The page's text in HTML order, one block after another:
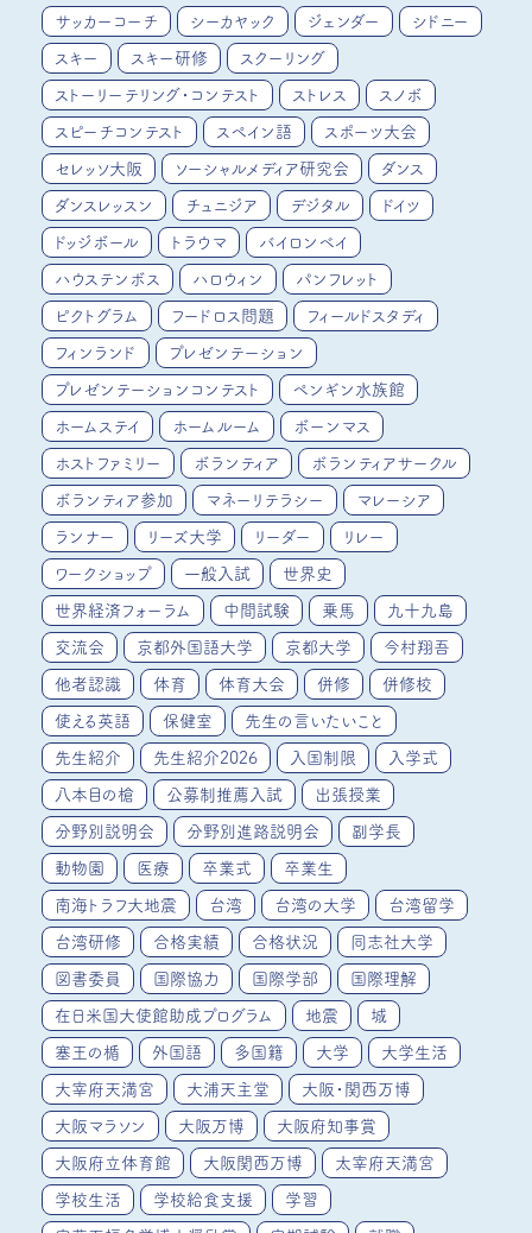
サッカーコーチ シーカヤック ジェンダー シドニー
スキー スキー研修 スクーリング
ストーリーテリング・コンテスト ストレス スノボ
スピーチコンテスト スペイン語 スポーツ大会
セレッソ大阪 ソーシャルメディア研究会 ダンス
ダンスレッスン チュニジア デジタル ドイツ
ドッジボール トラウマ バイロンベイ
ハウステンボス ハロウィン パンフレット
ピクトグラム フードロス問題 フィールドスタディ
フィンランド プレゼンテーション
プレゼンテーションコンテスト ペンギン水族館
ホームステイ ホームルーム ボーンマス
ホストファミリー ボランティア ボランティアサークル
ボランティア参加 マネーリテラシー マレーシア
ランナー リーズ大学 リーダー リレー
ワークショップ 一般入試 世界史
世界経済フォーラム 中間試験 乗馬 九十九島
交流会 京都外国語大学 京都大学 今村翔吾
他者認識 体育 体育大会 併修 併修校
使える英語 保健室 先生の言いたいこと
先生紹介 先生紹介2026 入国制限 入学式
八本目の槍 公募制推薦入試 出張授業
分野別説明会 分野別進路説明会 副学長
動物園 医療 卒業式 卒業生
南海トラフ大地震 台湾 台湾の大学 台湾留学
台湾研修 合格実績 合格状況 同志社大学
図書委員 国際協力 国際学部 国際理解
在日米国大使館助成プログラム 地震 城
塞王の楯 外国語 多国籍 大学 大学生活
大宰府天満宮 大浦天主堂 大阪・関西万博
大阪マラソン 大阪万博 大阪府知事賞
大阪府立体育館 大阪関西万博 太宰府天満宮
学校生活 学校給食支援 学習